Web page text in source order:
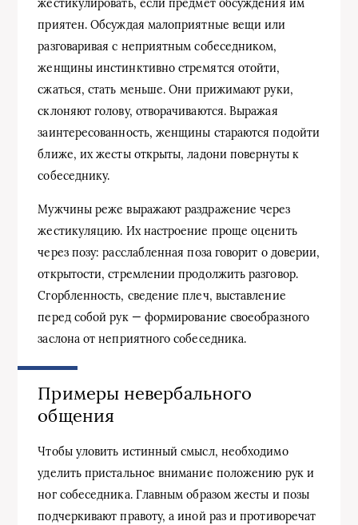
жестикулировать, если предмет обсуждения им
приятен. Обсуждая малоприятные вещи или
разговаривая с неприятным собеседником,
женщины инстинктивно стремятся отойти,
сжаться, стать меньше. Они прижимают руки,
склоняют голову, отворачиваются. Выражая
заинтересованность, женщины стараются подойти
ближе, их жесты открыты, ладони повернуты к
собеседнику.
Мужчины реже выражают раздражение через
жестикуляцию. Их настроение проще оценить
через позу: расслабленная поза говорит о доверии,
открытости, стремлении продолжить разговор.
Сгорбленность, сведение плеч, выставление
перед собой рук — формирование своеобразного
заслона от неприятного собеседника.
Примеры невербального
общения
Чтобы уловить истинный смысл, необходимо
уделить пристальное внимание положению рук и
ног собеседника. Главным образом жесты и позы
подчеркивают правоту, а иной раз и противоречат